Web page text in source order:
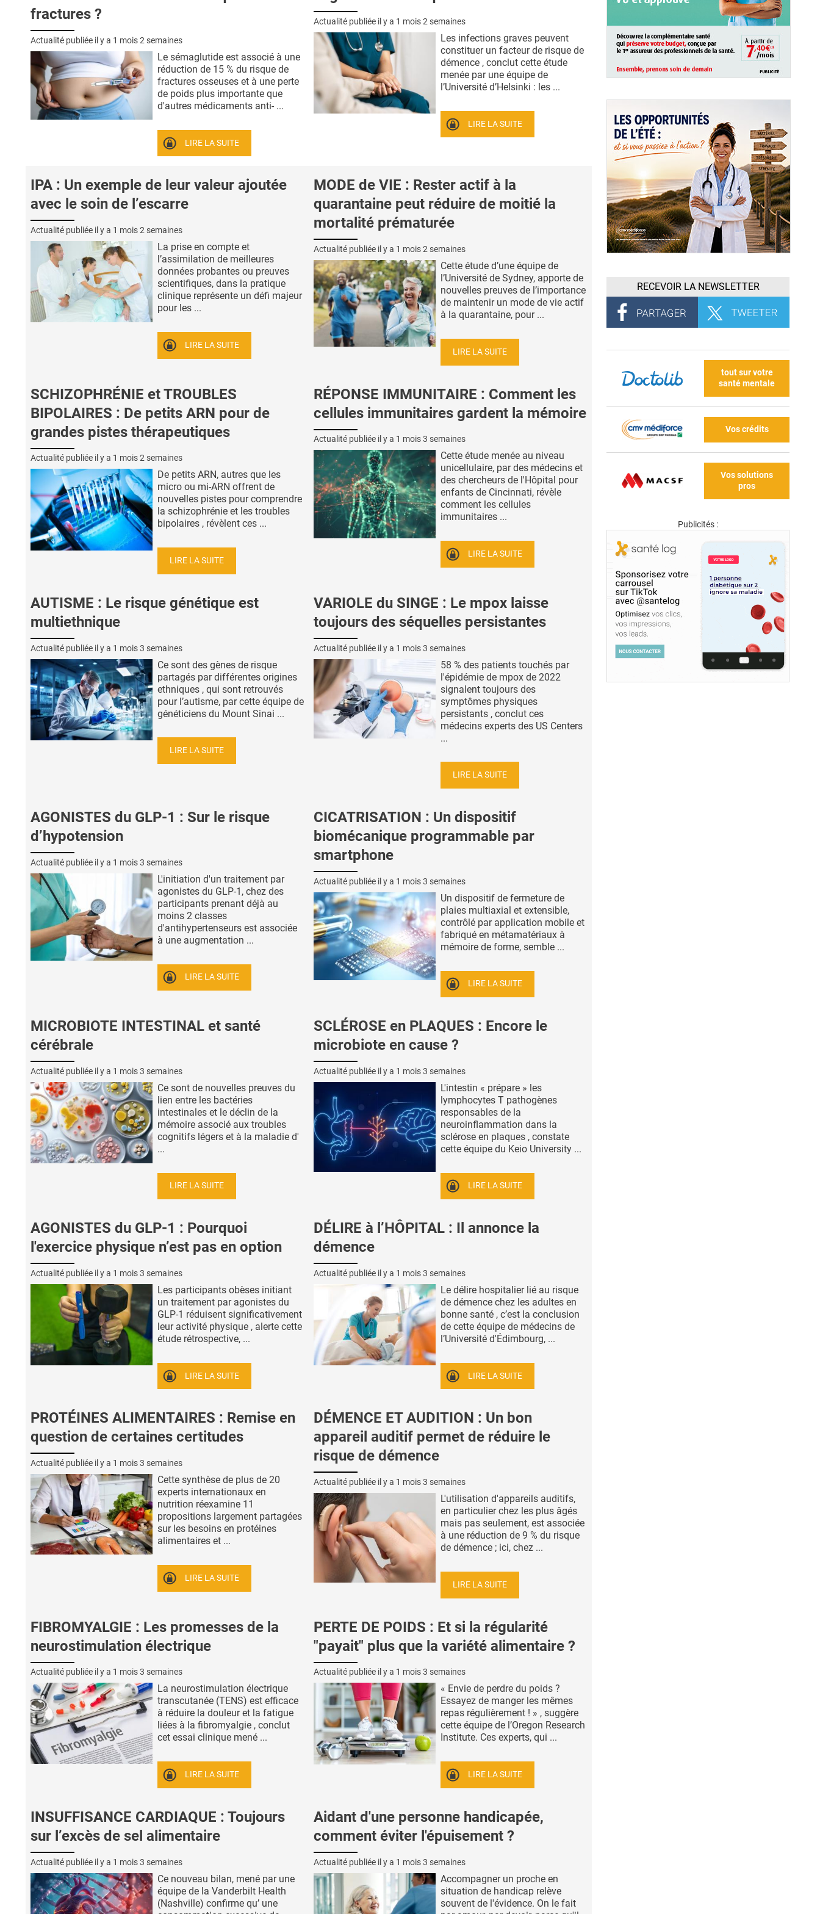
fractures ?
Actualité publiée il y a 1 mois 2 semaines
Le sémaglutide est associé à une
réduction de 15 % du risque de
fractures osseuses et à une perte
de poids plus importante que
d'autres médicaments anti- ...
LIRE LA SUITE
Actualité publiée il y a 1 mois 2 semaines
Les infections graves peuvent
constituer un facteur de risque de
démence , conclut cette étude
menée par une équipe de
l’Université d’Helsinki : les ...
LIRE LA SUITE
IPA : Un exemple de leur valeur ajoutée
avec le soin de l’escarre
Actualité publiée il y a 1 mois 2 semaines
La prise en compte et
l’assimilation de meilleures
données probantes ou preuves
scientifiques, dans la pratique
clinique représente un défi majeur
pour les ...
LIRE LA SUITE
MODE de VIE : Rester actif à la
quarantaine peut réduire de moitié la
mortalité prématurée
Actualité publiée il y a 1 mois 2 semaines
Cette étude d’une équipe de
l’Université de Sydney, apporte de
nouvelles preuves de l’importance
de maintenir un mode de vie actif
à la quarantaine, pour ...
LIRE LA SUITE
SCHIZOPHRÉNIE et TROUBLES
BIPOLAIRES : De petits ARN pour de
grandes pistes thérapeutiques
Actualité publiée il y a 1 mois 2 semaines
De petits ARN, autres que les
micro ou mi-ARN offrent de
nouvelles pistes pour comprendre
la schizophrénie et les troubles
bipolaires , révèlent ces ...
LIRE LA SUITE
RÉPONSE IMMUNITAIRE : Comment les
cellules immunitaires gardent la mémoire
Actualité publiée il y a 1 mois 3 semaines
Cette étude menée au niveau
unicellulaire, par des médecins et
des chercheurs de l'Hôpital pour
enfants de Cincinnati, révèle
comment les cellules
immunitaires ...
LIRE LA SUITE
AUTISME : Le risque génétique est
multiethnique
Actualité publiée il y a 1 mois 3 semaines
Ce sont des gènes de risque
partagés par différentes origines
ethniques , qui sont retrouvés
pour l’autisme, par cette équipe de
généticiens du Mount Sinai ...
LIRE LA SUITE
VARIOLE du SINGE : Le mpox laisse
toujours des séquelles persistantes
Actualité publiée il y a 1 mois 3 semaines
58 % des patients touchés par
l'épidémie de mpox de 2022
signalent toujours des
symptômes physiques
persistants , conclut ces
médecins experts des US Centers
...
LIRE LA SUITE
AGONISTES du GLP-1 : Sur le risque
d’hypotension
Actualité publiée il y a 1 mois 3 semaines
L'initiation d'un traitement par
agonistes du GLP-1, chez des
participants prenant déjà au
moins 2 classes
d'antihypertenseurs est associée
à une augmentation ...
LIRE LA SUITE
CICATRISATION : Un dispositif
biomécanique programmable par
smartphone
Actualité publiée il y a 1 mois 3 semaines
Un dispositif de fermeture de
plaies multiaxial et extensible,
contrôlé par application mobile et
fabriqué en métamatériaux à
mémoire de forme, semble ...
LIRE LA SUITE
MICROBIOTE INTESTINAL et santé
cérébrale
Actualité publiée il y a 1 mois 3 semaines
Ce sont de nouvelles preuves du
lien entre les bactéries
intestinales et le déclin de la
mémoire associé aux troubles
cognitifs légers et à la maladie d'
...
LIRE LA SUITE
SCLÉROSE en PLAQUES : Encore le
microbiote en cause ?
Actualité publiée il y a 1 mois 3 semaines
L'intestin « prépare » les
lymphocytes T pathogènes
responsables de la
neuroinflammation dans la
sclérose en plaques , constate
cette équipe du Keio University ...
LIRE LA SUITE
AGONISTES du GLP-1 : Pourquoi
l'exercice physique n’est pas en option
Actualité publiée il y a 1 mois 3 semaines
Les participants obèses initiant
un traitement par agonistes du
GLP-1 réduisent significativement
leur activité physique , alerte cette
étude rétrospective, ...
LIRE LA SUITE
DÉLIRE à l’HÔPITAL : Il annonce la
démence
Actualité publiée il y a 1 mois 3 semaines
Le délire hospitalier lié au risque
de démence chez les adultes en
bonne santé , c’est la conclusion
de cette équipe de médecins de
l’Université d'Édimbourg, ...
LIRE LA SUITE
PROTÉINES ALIMENTAIRES : Remise en
question de certaines certitudes
Actualité publiée il y a 1 mois 3 semaines
Cette synthèse de plus de 20
experts internationaux en
nutrition réexamine 11
propositions largement partagées
sur les besoins en protéines
alimentaires et ...
LIRE LA SUITE
DÉMENCE ET AUDITION : Un bon
appareil auditif permet de réduire le
risque de démence
Actualité publiée il y a 1 mois 3 semaines
L'utilisation d'appareils auditifs,
en particulier chez les plus âgés
mais pas seulement, est associée
à une réduction de 9 % du risque
de démence ; ici, chez ...
LIRE LA SUITE
FIBROMYALGIE : Les promesses de la
neurostimulation électrique
Actualité publiée il y a 1 mois 3 semaines
La neurostimulation électrique
transcutanée (TENS) est efficace
à réduire la douleur et la fatigue
liées à la fibromyalgie , conclut
cet essai clinique mené ...
LIRE LA SUITE
PERTE DE POIDS : Et si la régularité
"payait" plus que la variété alimentaire ?
Actualité publiée il y a 1 mois 3 semaines
« Envie de perdre du poids ?
Essayez de manger les mêmes
repas régulièrement ! » , suggère
cette équipe de l’Oregon Research
Institute. Ces experts, qui ...
LIRE LA SUITE
INSUFFISANCE CARDIAQUE : Toujours
sur l’excès de sel alimentaire
Actualité publiée il y a 1 mois 3 semaines
Ce nouveau bilan, mené par une
équipe de la Vanderbilt Health
(Nashville) confirme qu’ une
Aidant d'une personne handicapée,
comment éviter l'épuisement ?
Actualité publiée il y a 1 mois 3 semaines
Accompagner un proche en
situation de handicap relève
souvent de l'évidence. On le fait
RECEVOIR LA NEWSLETTER
tout sur votre
santé mentale
Vos crédits
Vos solutions
pros
Publicités :